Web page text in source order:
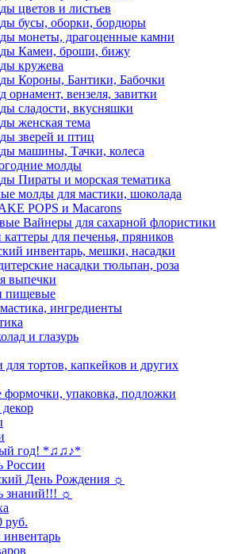
цветов и листьев
бусы, оборки, бордюры
монеты, драгоценные камни
Камеи, броши, бижу
кружева
Короны, Бантики, Бабочки
орнамент, вензеля, завитки
сладости, вкусняшки
женская тема
зверей и птиц
машины, Тачки, колеса
молды
Пираты и морская тематика
молды для мастики, шоколада
POPS и Macarons
Вайнеры для сахарной флористики
для печенья, пряников
инвентарь, мешки, насадки
насадки тюльпан, роза
выпечки
пищевые
ингредиенты
и глазурь
для тортов, капкейков и других
упаковка, подложки
год! *♫♫♪*
России
День Рождения ☼
знаний!!! ☼
руб.